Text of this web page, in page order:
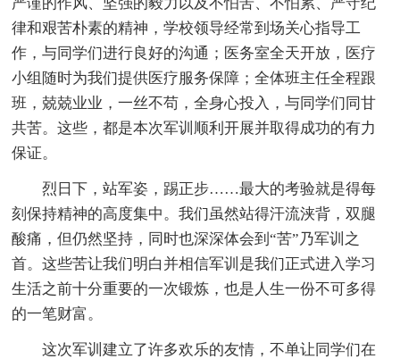
律和艰苦朴素的精神，学校领导经常到场关心指导工
作，与同学们进行良好的沟通；医务室全天开放，医疗
小组随时为我们提供医疗服务保障；全体班主任全程跟
班，兢兢业业，一丝不苟，全身心投入，与同学们同甘
共苦。这些，都是本次军训顺利开展并取得成功的有力
保证。
烈日下，站军姿，踢正步……最大的考验就是得每
刻保持精神的高度集中。我们虽然站得汗流浃背，双腿
酸痛，但仍然坚持，同时也深深体会到“苦”乃军训之
首。这些苦让我们明白并相信军训是我们正式进入学习
生活之前十分重要的一次锻炼，也是人生一份不可多得
的一笔财富。
这次军训建立了许多欢乐的友情，不单让同学们在